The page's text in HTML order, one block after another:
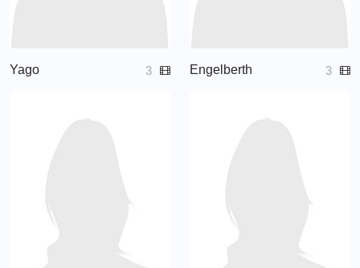
Yago 3 Engelberth 3